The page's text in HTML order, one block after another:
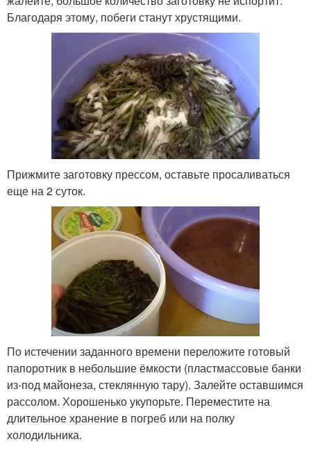
Благодаря этому, побеги станут хрустящими.
Прижмите заготовку прессом, оставьте просаливаться
еще на 2 суток.
По истечении заданного времени переложите готовый
папоротник в небольшие ёмкости (пластмассовые банки
из-под майонеза, стеклянную тару). Залейте оставшимся
рассолом. Хорошенько укупорьте. Переместите на
длительное хранение в погреб или на полку
холодильника.